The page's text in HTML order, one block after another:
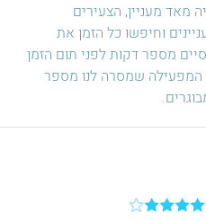
והיה מאד מעניין, הצעירים
וחיפשו כל הזמן את
מספר דקות לפני תום הזמן
שמסרה לנו מספר